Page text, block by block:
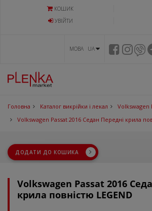
КОШИК
УВIЙТИ
МОВА UA
Головна Каталог викрійки і лекал
Volkswagen
Volkswagen Passat 2016 Седан Передні крила
ДОДАТИ ДО КОШИКА
Volkswagen Passat 2016
крила повністю LEGEND